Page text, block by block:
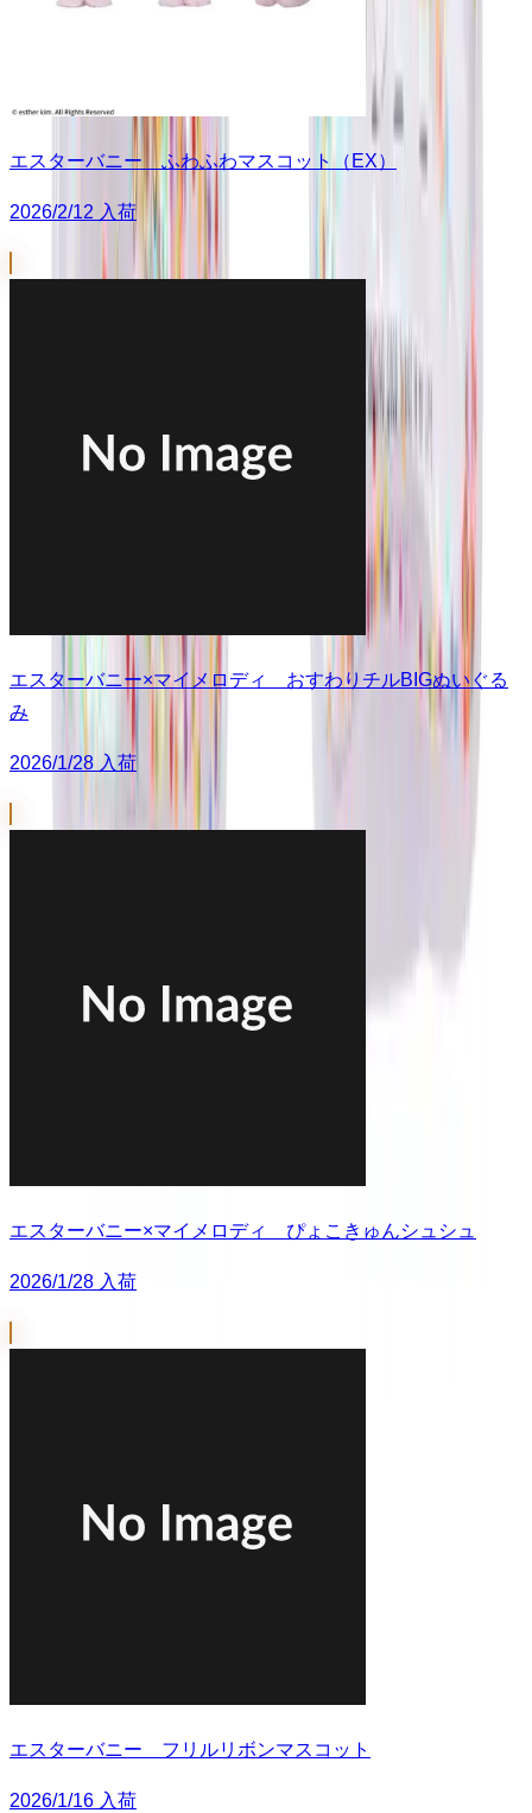
エスターバニー ふわふわマスコット（EX）
2026/2/12 入荷
エスターバニー×マイメロディ おすわりチルBIGぬいぐる
み
2026/1/28 入荷
エスターバニー×マイメロディ ぴょこきゅんシュシュ
2026/1/28 入荷
エスターバニー フリルリボンマスコット
2026/1/16 入荷